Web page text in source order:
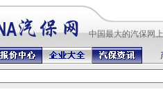
中国最大的汽保网